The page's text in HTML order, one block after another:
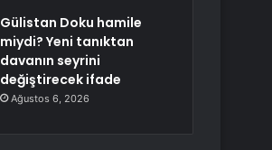
Gülistan Doku hamile
miydi? Yeni tanıktan
davanın seyrini
değiştirecek ifade
Ağustos 6, 2026